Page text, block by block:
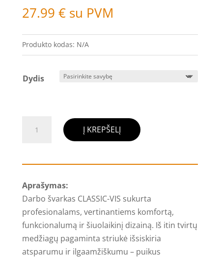
27.99 € su PVM
Produkto kodas: N/A
Dydis
kiekis:
darbo
CLASSIC
Į KREPŠELĮ
Aprašymas:
Darbo švarkas CLASSIC-VIS sukurta
profesionalams, vertinantiems komfortą,
funkcionalumą ir šiuolaikinį dizainą. Iš itin tvirtų
medžiagų pagaminta striukė išsiskiria
atsparumu ir ilgaamžiškumu – puikus